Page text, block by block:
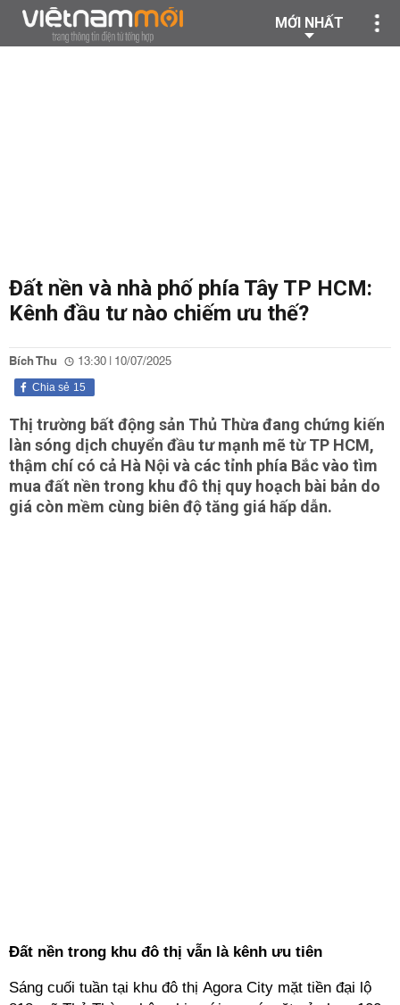
MỚI NHẤT
Đất nền và nhà phố phía Tây TP HCM:
Kênh đầu tư nào chiếm ưu thế?
Bích Thu 13:30 | 10/07/2025
15
Chia sẻ
Thị trường bất động sản Thủ Thừa đang chứng kiến
làn sóng dịch chuyển đầu tư mạnh mẽ từ TP HCM,
thậm chí có cả Hà Nội và các tỉnh phía Bắc vào tìm
mua đất nền trong khu đô thị quy hoạch bài bản do
giá còn mềm cùng biên độ tăng giá hấp dẫn.
Đất nền trong khu đô thị vẫn là kênh ưu tiên
Sáng cuối tuần tại khu đô thị Agora City mặt tiền đại lộ